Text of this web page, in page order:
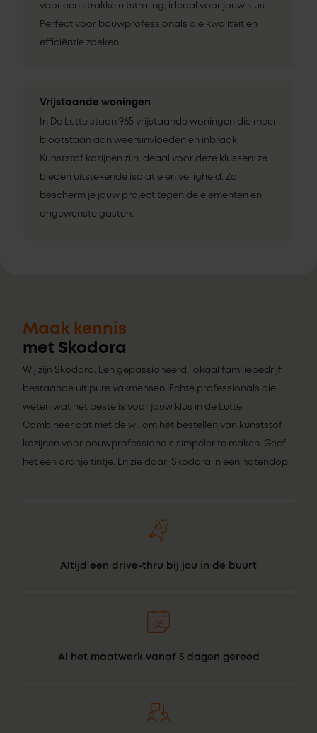
voor een strakke uitstraling, ideaal voor jouw klus.
Perfect voor bouwprofessionals die kwaliteit en
efficiëntie zoeken.
Vrijstaande woningen
In De Lutte staan 965 vrijstaande woningen die meer
blootstaan aan weersinvloeden en inbraak.
Kunststof kozijnen zijn ideaal voor deze klussen: ze
bieden uitstekende isolatie en veiligheid. Zo
bescherm je jouw project tegen de elementen en
ongewenste gasten.
Maak kennis
met Skodora
Wij zijn Skodora. Een gepassioneerd, lokaal familiebedrijf,
bestaande uit pure vakmensen. Echte professionals die
weten wat het beste is voor jouw klus in de Lutte.
Combineer dat met de wil om het bestellen van kunststof
kozijnen voor bouwprofessionals simpeler te maken. Geef
het een oranje tintje. En zie daar: Skodora in een notendop.
Altijd een drive-thru bij jou in de buurt
Al het maatwerk vanaf 5 dagen gereed